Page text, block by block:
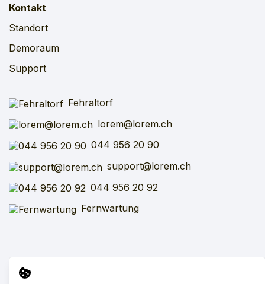
Kontakt
Standort
Demoraum
Support
Fehraltorf
lorem@lorem.ch
044 956 20 90
support@lorem.ch
044 956 20 92
Fernwartung
Impressum